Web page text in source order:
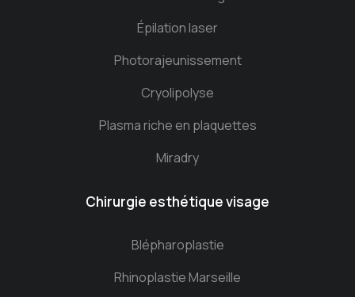
Épilation laser
Photorajeunissement
Cryolipolyse
Plasma riche en plaquettes
Miradry
Chirurgie esthétique visage
Blépharoplastie
Rhinoplastie Marseille